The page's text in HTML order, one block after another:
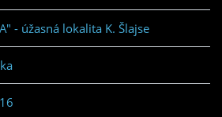
- úžasná lokalita K. Šlajse